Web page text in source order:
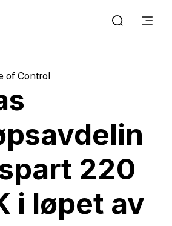
of Control
220
i løpet av